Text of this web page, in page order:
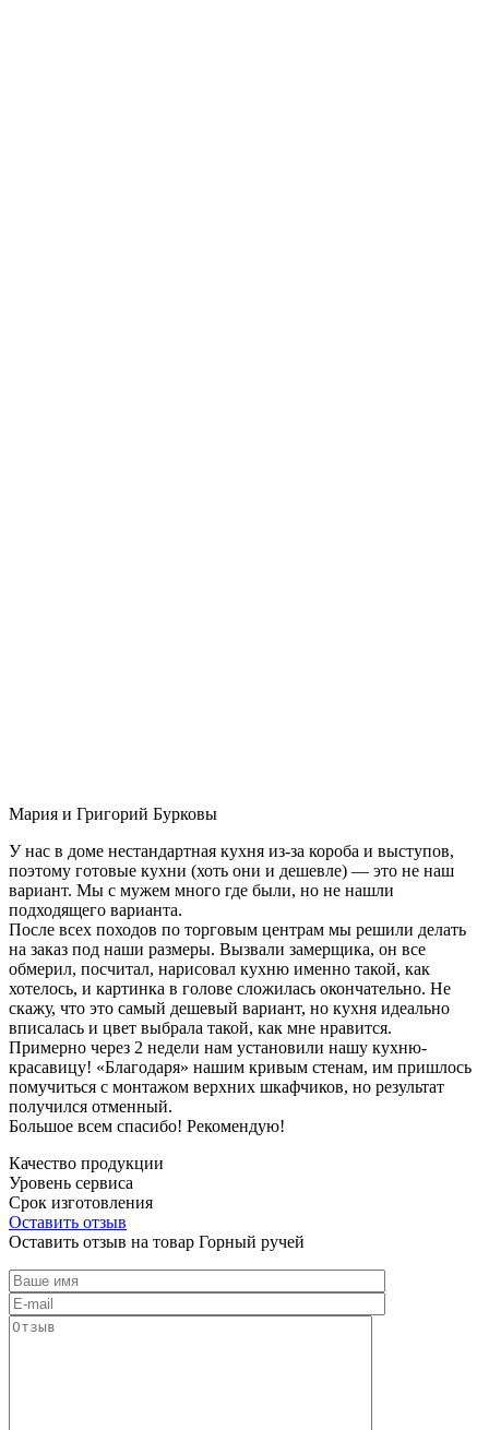
Мария и Григорий Бурковы
У нас в доме нестандартная кухня из-за короба и выступов,
поэтому готовые кухни (хоть они и дешевле) — это не наш
вариант. Мы с мужем много где были, но не нашли
подходящего варианта.
После всех походов по торговым центрам мы решили делать
на заказ под наши размеры. Вызвали замерщика, он все
обмерил, посчитал, нарисовал кухню именно такой, как
хотелось, и картинка в голове сложилась окончательно. Не
скажу, что это самый дешевый вариант, но кухня идеально
вписалась и цвет выбрала такой, как мне нравится.
Примерно через 2 недели нам установили нашу кухню-
красавицу! «Благодаря» нашим кривым стенам, им пришлось
помучиться с монтажом верхних шкафчиков, но результат
получился отменный.
Большое всем спасибо! Рекомендую!
Качество продукции
Уровень сервиса
Срок изготовления
Оставить отзыв
Оставить отзыв на товар Горный ручей